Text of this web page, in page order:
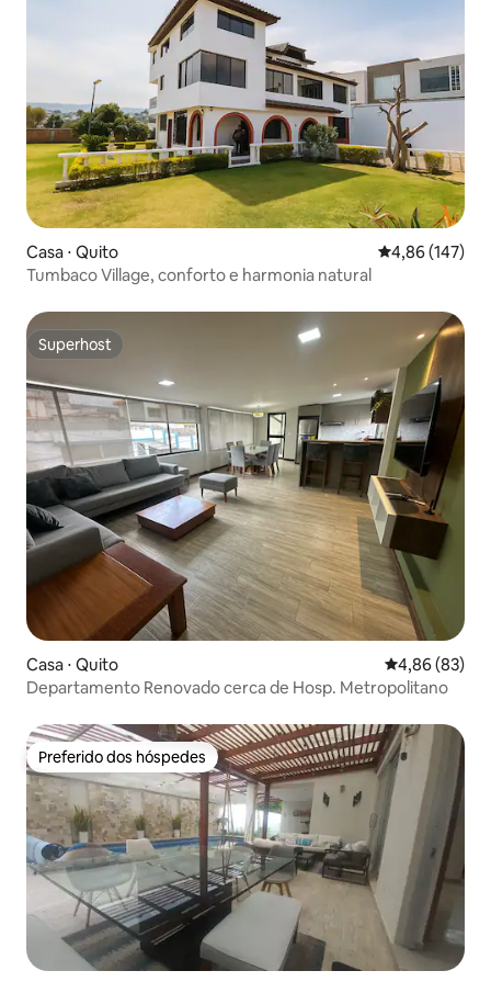
Casa ⋅ Quito 4,86 de uma
4,86 (147)
Tumbaco Village, conforto e harmonia natural
Superhost
Superhost
Casa ⋅ Quito 4,86 de uma
4,86 (83)
Departamento Renovado cerca de Hosp. Metropolitano
Preferido dos hóspedes
Preferido dos hóspedes